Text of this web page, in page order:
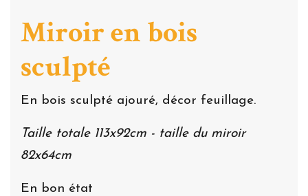
Miroir en bois
sculpté
En bois sculpté ajouré, décor feuillage.
Taille totale 113x92cm - taille du miroir
82x64cm
En bon état